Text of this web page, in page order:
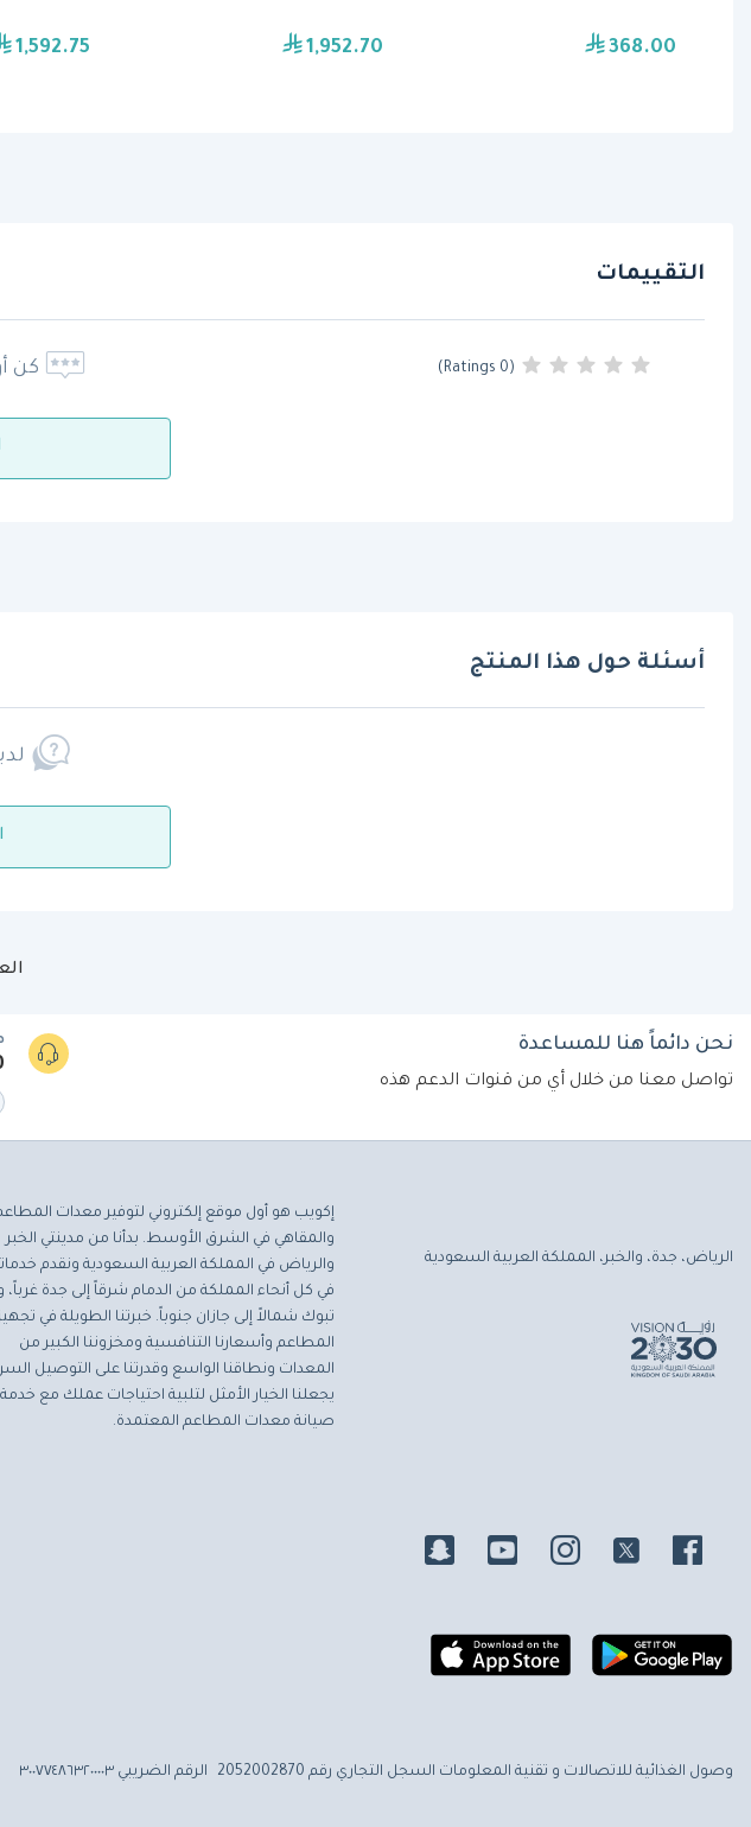
1,592.75 1,952.70 368.00
التقييمات
(0 Ratings) كن
أسئلة حول هذا المنتج
نحن دائماً هنا للمساعدة
تواصل معنا من خلال أي من قنوات الدعم هذه
الرياض، جدة، والخبر، المملكة العربية السعودية
إكويب هو أول موقع إلكتروني لتوفير معدات
والمقاهي في الشرق الأوسط. بدأنا من مدينتي الخبر
والرياض في المملكة العربية السعودية ونقدم
في كل أنحاء المملكة من الدمام شرقاً إلى جدة غرباً،
تبوك شمالاً إلى جازان جنوباً. خبرتنا الطويلة في تجهيز
المطاعم وأسعارنا التنافسية ومخزوننا الكبير من
المعدات ونطاقنا الواسع وقدرتنا على التوصيل
يجعلنا الخيار الأمثل لتلبية احتياجات عملك مع خدمة
صيانة معدات المطاعم المعتمدة.
وصول الغذائية للاتصالات و تقنية المعلومات السجل التجاري رقم 2052002870 الرقم الضريبي ٣٠٠٧٧٤٨٦٣٢٠٠٠٠٣